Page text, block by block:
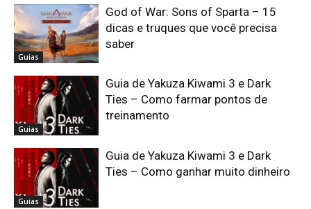
Guias
God of War: Sons of Sparta – 15
dicas e truques que você precisa
saber
Guias
Guia de Yakuza Kiwami 3 e Dark
Ties – Como farmar pontos de
treinamento
Guias
Guia de Yakuza Kiwami 3 e Dark
Ties – Como ganhar muito dinheiro